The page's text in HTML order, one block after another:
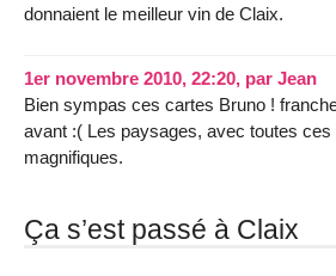
donnaient le meilleur vin de Claix.
1er novembre 2010, 22:20, par Jean
Bien sympas ces cartes Bruno !
avant :( Les paysages, avec toutes ces
magnifiques.
Ça s’est passé à Claix